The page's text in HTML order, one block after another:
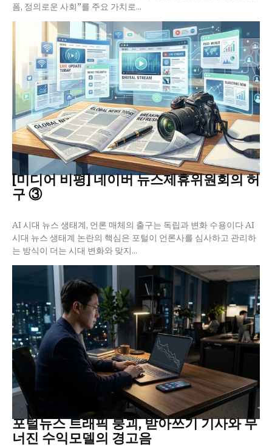
폼, 정의로운 사회”를 주요 가치로...
[미디어 비평] 네이버 뉴스제휴위원회의 허
구 ③
AI 시대 뉴스 생태계, 언론 매체의 출구는 독립과 변화 수용이다 AI
시대 뉴스 생태계 논란의 핵심은 포털이 언론사를 심사하고 관리하
는 방식이 더는 시대 변화와 맞지...
포털뉴스 트래픽 붕괴, 받아쓰기 기사와 무
너진 수익모델의 경고음